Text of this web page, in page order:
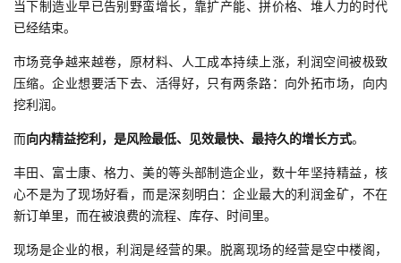
当下制造业早已告别野蛮增长，靠扩产能、拼价格、堆人力的时代
已经结束。
市场竞争越来越卷，原材料、人工成本持续上涨，利润空间被极致
压缩。企业想要活下去、活得好，只有两条路：向外拓市场，向内
挖利润。
而向内精益挖利，是风险最低、见效最快、最持久的增长方式。
丰田、富士康、格力、美的等头部制造企业，数十年坚持精益，核
心不是为了现场好看，而是深刻明白：企业最大的利润金矿，不在
新订单里，而在被浪费的流程、库存、时间里。
现场是企业的根，利润是经营的果。脱离现场的经营是空中楼阁，